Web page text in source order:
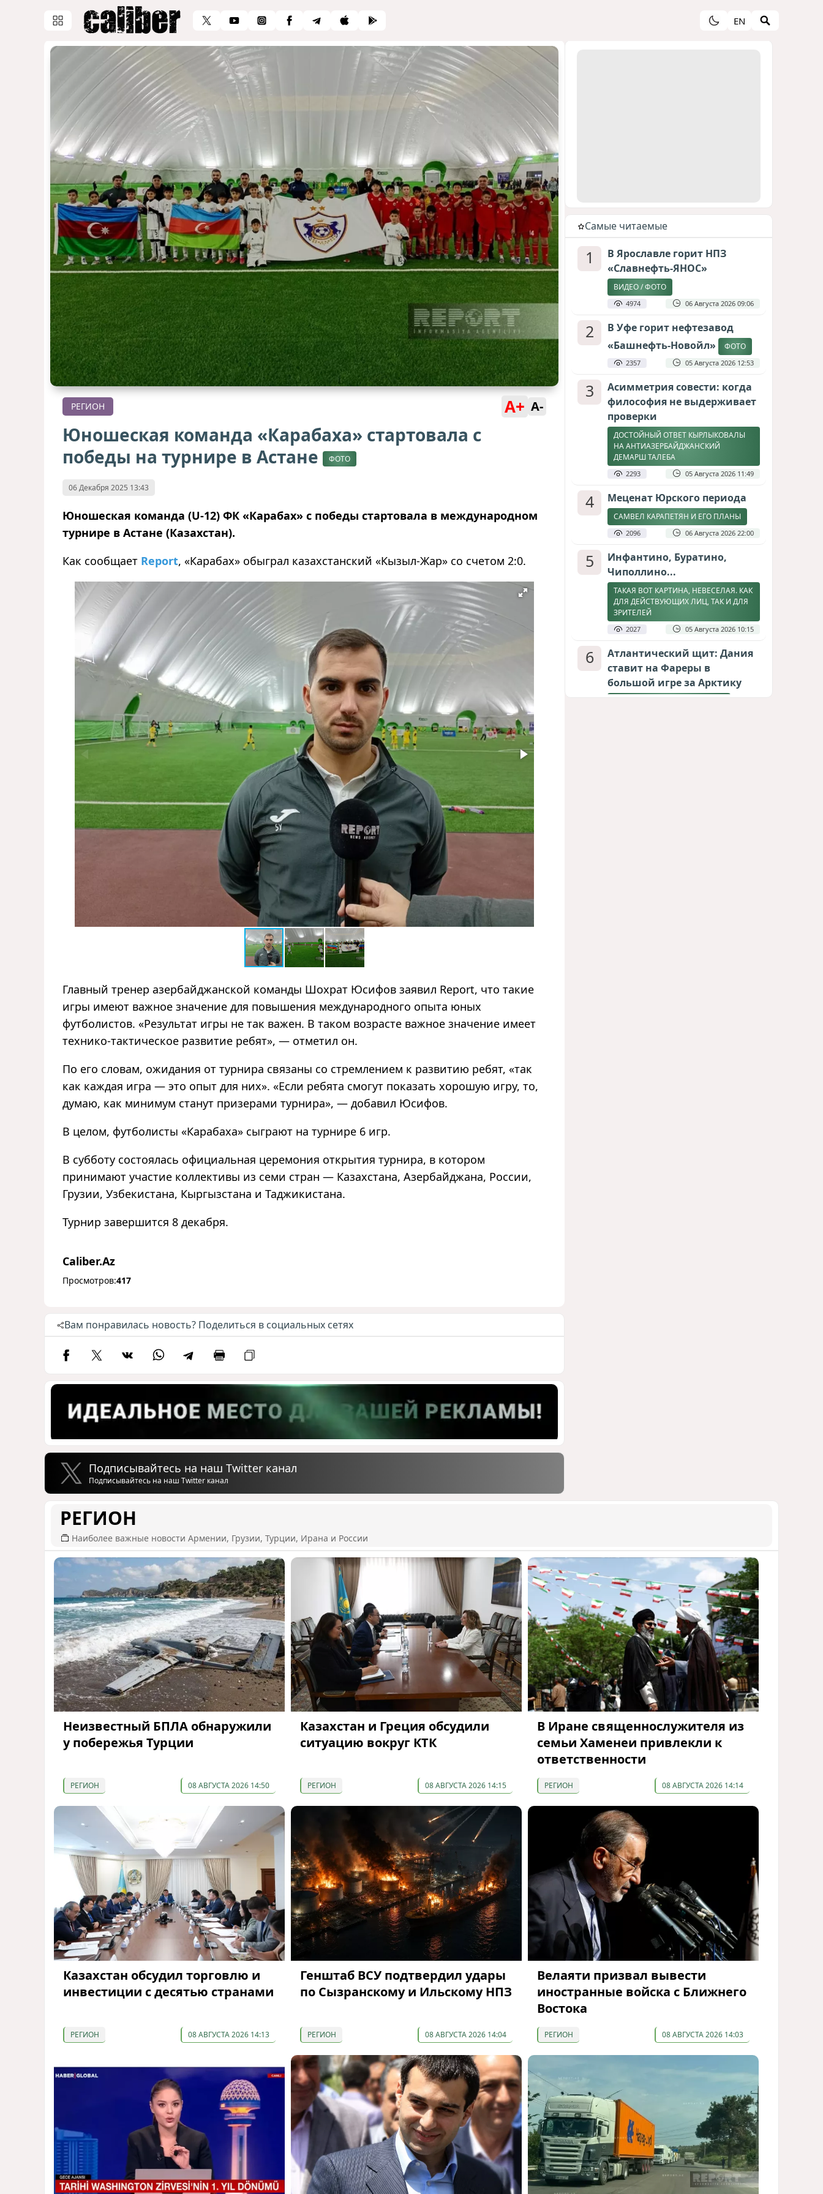
EN
РЕГИОН A+ A-
Юношеская команда «Карабаха» стартовала с
победы на турнире в Астане
ФОТО
06 Декабря 2025 13:43
Юношеская команда (U-12) ФК «Карабах» с победы стартовала в международном
турнире в Астане (Казахстан).
Как сообщает Report, «Карабах» обыграл казахстанский «Кызыл-Жар» со счетом 2:0.
Главный тренер азербайджанской команды Шохрат Юсифов заявил Report, что такие
игры имеют важное значение для повышения международного опыта юных
футболистов. «Результат игры не так важен. В таком возрасте важное значение имеет
технико-тактическое развитие ребят», — отметил он.
По его словам, ожидания от турнира связаны со стремлением к развитию ребят, «так
как каждая игра — это опыт для них». «Если ребята смогут показать хорошую игру, то,
думаю, как минимум станут призерами турнира», — добавил Юсифов.
В целом, футболисты «Карабаха» сыграют на турнире 6 игр.
В субботу состоялась официальная церемония открытия турнира, в котором
принимают участие коллективы из семи стран — Казахстана, Азербайджана, России,
Грузии, Узбекистана, Кыргызстана и Таджикистана.
Турнир завершится 8 декабря.
Caliber.Az
Просмотров:417
Вам понравилась новость? Поделиться в социальных сетях
Подписывайтесь на наш Twitter канал
Подписывайтесь на наш Twitter канал
Cамые читаемые
1
В Ярославле горит НПЗ
«Славнефть-ЯНОС»
ВИДЕО / ФОТО
4974 06 Августа 2026 09:06
2
В Уфе горит нефтезавод
«Башнефть-Новойл»
ФОТО
2357 05 Августа 2026 12:53
3
Асимметрия совести: когда
философия не выдерживает
проверки
ДОСТОЙНЫЙ ОТВЕТ КЫРЛЫКОВАЛЫ
НА АНТИАЗЕРБАЙДЖАНСКИЙ
ДЕМАРШ ТАЛЕБА
2293 05 Августа 2026 11:49
4 Меценат Юрского периода
САМВЕЛ КАРАПЕТЯН И ЕГО ПЛАНЫ
2096 06 Августа 2026 22:00
5
Инфантино, Буратино,
Чиполлино...
ТАКАЯ ВОТ КАРТИНА, НЕВЕСЕЛАЯ. КАК
ДЛЯ ДЕЙСТВУЮЩИХ ЛИЦ, ТАК И ДЛЯ
ЗРИТЕЛЕЙ
2027 05 Августа 2026 10:15
6
Атлантический щит: Дания
ставит на Фареры в
большой игре за Арктику
РЕГИОН
Наиболее важные новости Армении, Грузии, Турции, Ирана и России
Неизвестный БПЛА обнаружили
у побережья Турции
РЕГИОН 08 АВГУСТА 2026 14:50
Казахстан и Греция обсудили
ситуацию вокруг КТК
РЕГИОН 08 АВГУСТА 2026 14:15
В Иране священнослужителя из
семьи Хаменеи привлекли к
ответственности
РЕГИОН 08 АВГУСТА 2026 14:14
Казахстан обсудил торговлю и
инвестиции с десятью странами
РЕГИОН 08 АВГУСТА 2026 14:13
Генштаб ВСУ подтвердил удары
по Сызранскому и Ильскому НПЗ
РЕГИОН 08 АВГУСТА 2026 14:04
Велаяти призвал вывести
иностранные войска с Ближнего
Востока
РЕГИОН 08 АВГУСТА 2026 14:03